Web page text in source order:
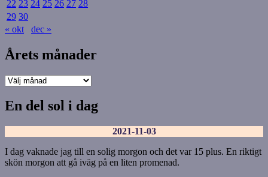
22 23 24 25 26 27 28
29 30
« okt
dec »
Årets månader
Årets
En del sol i dag
2021-11-03
I dag vaknade jag till en solig morgon och det var 15 plus. En riktigt
skön morgon att gå iväg på en liten promenad.